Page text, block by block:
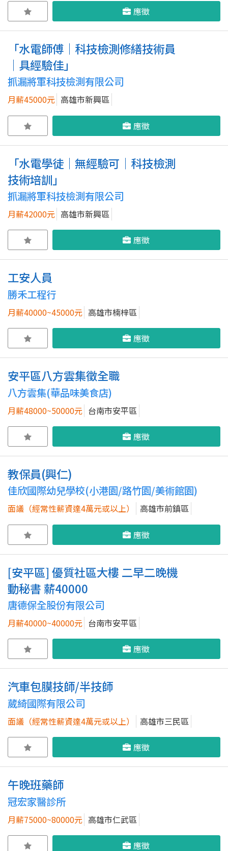
應徵
「水電師傅｜科技檢測修繕技術員
｜具經驗佳」
抓漏將軍科技檢測有限公司
月薪45000元 高雄市新興區
應徵
「水電學徒｜無經驗可｜科技檢測
技術培訓」
抓漏將軍科技檢測有限公司
月薪42000元 高雄市新興區
應徵
工安人員
勝禾工程行
月薪40000~45000元 高雄市楠梓區
應徵
安平區八方雲集徵全職
八方雲集(華品味美食店)
月薪48000~50000元 台南市安平區
應徵
教保員(興仁)
佳欣國際幼兒學校(小港園/路竹園/美術館園)
面議（經常性薪資達4萬元或以上） 高雄市前鎮區
應徵
[安平區] 優質社區大樓 二早二晚機
動秘書 薪40000
唐德保全股份有限公司
月薪40000~40000元 台南市安平區
應徵
汽車包膜技師/半技師
葳綺國際有限公司
面議（經常性薪資達4萬元或以上） 高雄市三民區
應徵
午晚班藥師
冠宏家醫診所
月薪75000~80000元 高雄市仁武區
應徵